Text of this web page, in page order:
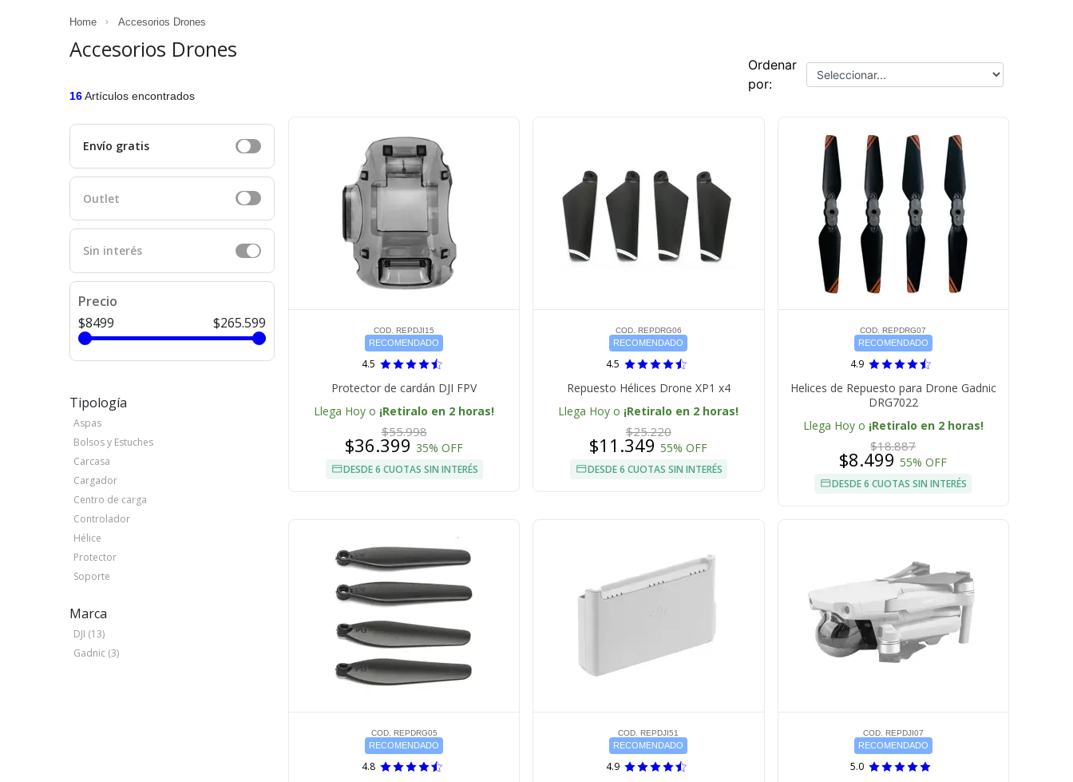
Home Accesorios Drones
Accesorios Drones
16Artículos encontrados
Envío gratis
Outlet
Sin interés
Precio
$8499
$265.599
Tipología
Aspas
Bolsos y Estuches
Carcasa
Cargador
Centro de carga
Controlador
Hélice
Protector
Soporte
Marca
DJI (13)
Gadnic (3)
Ordenar
por:
COD. REPDJI15
RECOMENDADO
4.5
Protector de cardán DJI FPV
Llega Hoy o ¡Retiralo en 2 horas!
$55.998
$36.399 35% OFF
DESDE 6 CUOTAS SIN INTERÉS
COD. REPDRG06
RECOMENDADO
4.5
Repuesto Hélices Drone XP1 x4
Llega Hoy o ¡Retiralo en 2 horas!
$25.220
$11.34955% OFF
DESDE 6 CUOTAS SIN INTERÉS
COD. REPDRG07
RECOMENDADO
4.9
Helices de Repuesto para Drone Gadnic
DRG7022
Llega Hoy o ¡Retiralo en 2 horas!
$18.887
$8.49955% OFF
DESDE 6 CUOTAS SIN INTERÉS
COD. REPDRG05
RECOMENDADO
4.8
COD. REPDJI51
RECOMENDADO
4.9
COD. REPDJI07
RECOMENDADO
5.0